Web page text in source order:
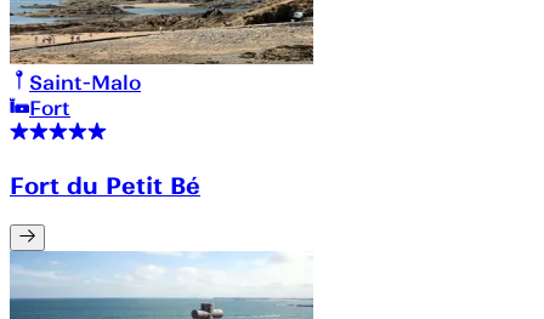
Saint-Malo
Fort
Fort du Petit Bé